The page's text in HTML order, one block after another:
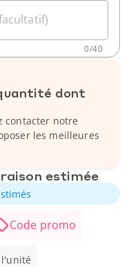
0/40
dont
contacter notre
les meilleures
estimée
Code promo
l'unité